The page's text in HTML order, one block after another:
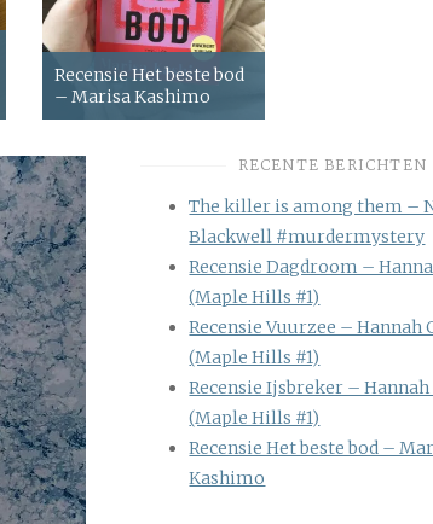
Recensie Het beste bod
– Marisa Kashimo
RECENTE BERICHTEN
The killer is among them –
Blackwell #murdermystery
Recensie Dagdroom –
(Maple Hills #1)
Recensie Vuurzee – Hannah
(Maple Hills #1)
Recensie Ijsbreker – Hannah
(Maple Hills #1)
Recensie Het beste bod –
Kashimo